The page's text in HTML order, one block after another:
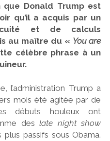
que Donald Trump est
qu’il a acquis par un
et de calculs
au maître du « You are
célèbre phrase à un
l’administration Trump a
mois été agitée par de
débuts houleux ont
deslate night show
passifs sous Obama.